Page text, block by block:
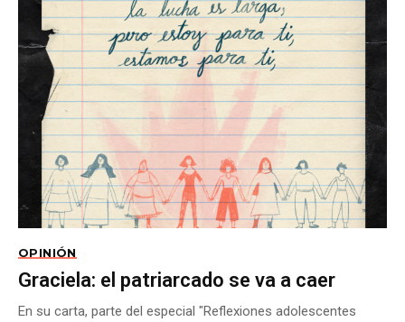
OPINIÓN
Graciela: el patriarcado se va a caer
En su carta, parte del especial "Reflexiones adolescentes